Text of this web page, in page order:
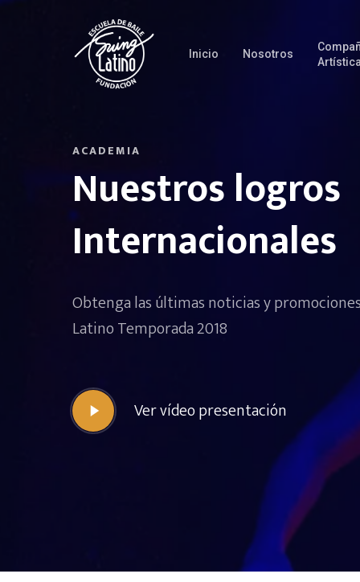
Inicio Nosotros
ACADEMIA
Nuestros logros
Internacionales
Obtenga las últimas noticias y
Latino Temporada 2018
Ver vídeo presentación